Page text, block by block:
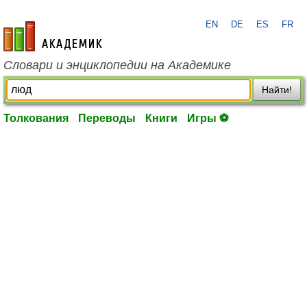
academic.ru
EN DE ES FR
Словари и энциклопедии на Академике
Найти!
Толкования Переводы Книги Игры ⚽